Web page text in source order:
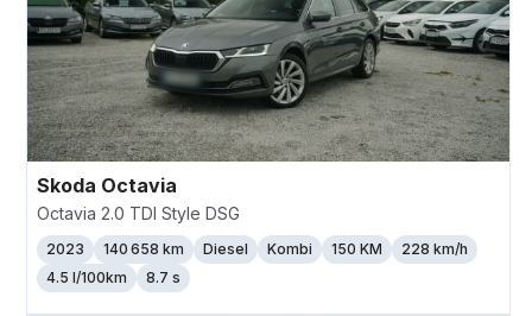
Skoda Octavia
Octavia 2.0 TDI Style DSG
2023 140 658 km Diesel Kombi 150 KM 228 km/h
4.5 l/100km
8.7 s